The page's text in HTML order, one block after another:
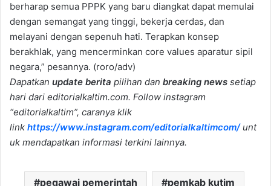
berharap semua PPPK yang baru diangkat dapat memulai
dengan semangat yang tinggi, bekerja cerdas, dan
melayani dengan sepenuh hati. Terapkan konsep
berakhlak, yang mencerminkan core values aparatur sipil
negara,” pesannya. (roro/adv)
Dapatkan update berita pilihan dan breaking news setiap
hari dari editorialkaltim.com. Follow instagram
“editorialkaltim”, caranya klik
link https://www.instagram.com/editorialkaltimcom/unt
uk mendapatkan informasi terkini lainnya.
pegawai pemerintah pemkab kutim